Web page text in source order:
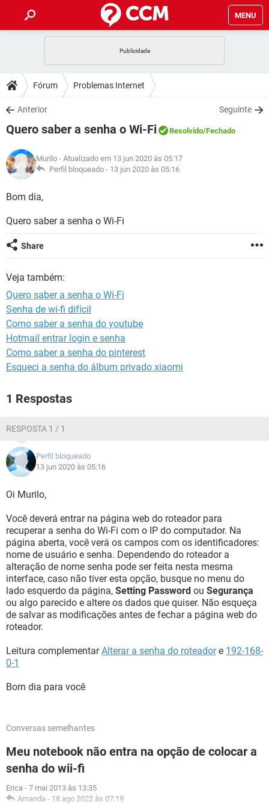
MENU
CELULAR FACEBOOK
OUTLOOK
INSTAGRAM GMAIL
GUIA DE COMPRAS
DICAS
JOGOS WHATSAPP
INSTAGRAM GMAIL
GUIA DE COMPRAS
DOWNLOADS
JOGOS WHATSAPP
CELULAR
OUTLOOK EXCEL
INSTAGRAM
FÓRUM
JOGOS WHATSAPP
CELULAR
OUTLOOK
INSTAGRAM
GUIA DE COMPRAS
GLOSSÁRIO
JOGOS
INSTAGRAM
GUIA DE COMPRAS
Fórum Problemas Internet
Anterior Seguinte
Quero saber a senha o Wi-Fi Resolvido/Fechado
Murilo - Atualizado em 13 jun 2020 às 05:17
Perfil bloqueado - 13 jun 2020 às 05:16
Bom dia,
Quero saber a senha o Wi-Fi
Share
Veja também:
Quero saber a senha o Wi-Fi
Senha de wi-fi difícil
Como saber a senha do youtube
Hotmail entrar login e senha
Como saber a senha do pinterest
Esqueci a senha do álbum privado xiaomi
1 Respostas
RESPOSTA 1 / 1
Perfil bloqueado
13 jun 2020 às 05:16
Oi Murilo,
Você deverá entrar na página web do roteador para
recuperar a senha do Wi-Fi com o IP do computador. Na
página aberta, você verá os campos com os identificadores:
nome de usuário e senha. Dependendo do roteador a
alteração de nome senha pode ser feita nesta mesma
interface, caso não tiver esta opção, busque no menu do
lado esquerdo da página, Setting Password ou Segurança
ou algo parecido e altere os dados que quiser. Não esqueça
de salvar as modificações antes de fechar a página web do
roteador.
Leitura complementarAlterar a senha do roteadore 192-168-
0-1
Bom dia para você
Conversas semelhantes
Meu notebook não entra na opção de colocar a
senha do wii-fi
Erica - 7 mai 2013 às 13:35
Amanda - 18 ago 2022 às 07:19